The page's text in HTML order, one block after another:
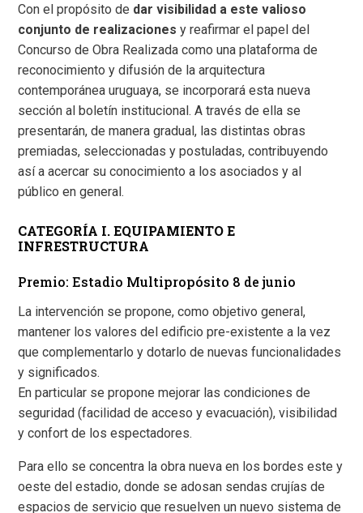
Con el propósito de dar visibilidad a este valioso
conjunto de realizaciones y reafirmar el papel del
Concurso de Obra Realizada como una plataforma de
reconocimiento y difusión de la arquitectura
contemporánea uruguaya, se incorporará esta nueva
sección al boletín institucional. A través de ella se
presentarán, de manera gradual, las distintas obras
premiadas, seleccionadas y postuladas, contribuyendo
así a acercar su conocimiento a los asociados y al
público en general.
CATEGORÍA I. EQUIPAMIENTO E
INFRESTRUCTURA
Premio: Estadio Multipropósito 8 de junio
La intervención se propone, como objetivo general,
mantener los valores del edificio pre-existente a la vez
que complementarlo y dotarlo de nuevas funcionalidades
y significados.
En particular se propone mejorar las condiciones de
seguridad (facilidad de acceso y evacuación), visibilidad
y confort de los espectadores.
Para ello se concentra la obra nueva en los bordes este y
oeste del estadio, donde se adosan sendas crujías de
espacios de servicio que resuelven un nuevo sistema de